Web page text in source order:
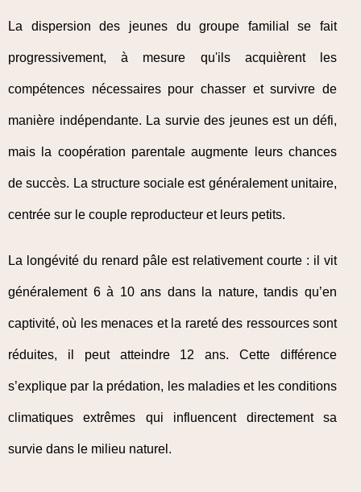
La dispersion des jeunes du groupe familial se fait
progressivement, à mesure qu'ils acquièrent les
compétences nécessaires pour chasser et survivre de
manière indépendante. La survie des jeunes est un défi,
mais la coopération parentale augmente leurs chances
de succès. La structure sociale est généralement unitaire,
centrée sur le couple reproducteur et leurs petits.
La longévité du renard pâle est relativement courte : il vit
généralement 6 à 10 ans dans la nature, tandis qu’en
captivité, où les menaces et la rareté des ressources sont
réduites, il peut atteindre 12 ans. Cette différence
s’explique par la prédation, les maladies et les conditions
climatiques extrêmes qui influencent directement sa
survie dans le milieu naturel.